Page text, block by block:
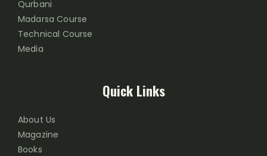
Quick Links
About Us
Magazine
Books
Qurbani
Madarsa Course
Technical Course
Media